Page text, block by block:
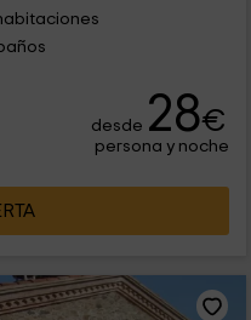
desde 28€
persona y noche